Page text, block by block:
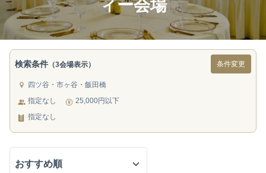
ィー会場
検索条件 （3会場表示） 条件変更
四ツ谷・市ヶ谷・飯田橋
指定なし
25,000円以下
指定なし